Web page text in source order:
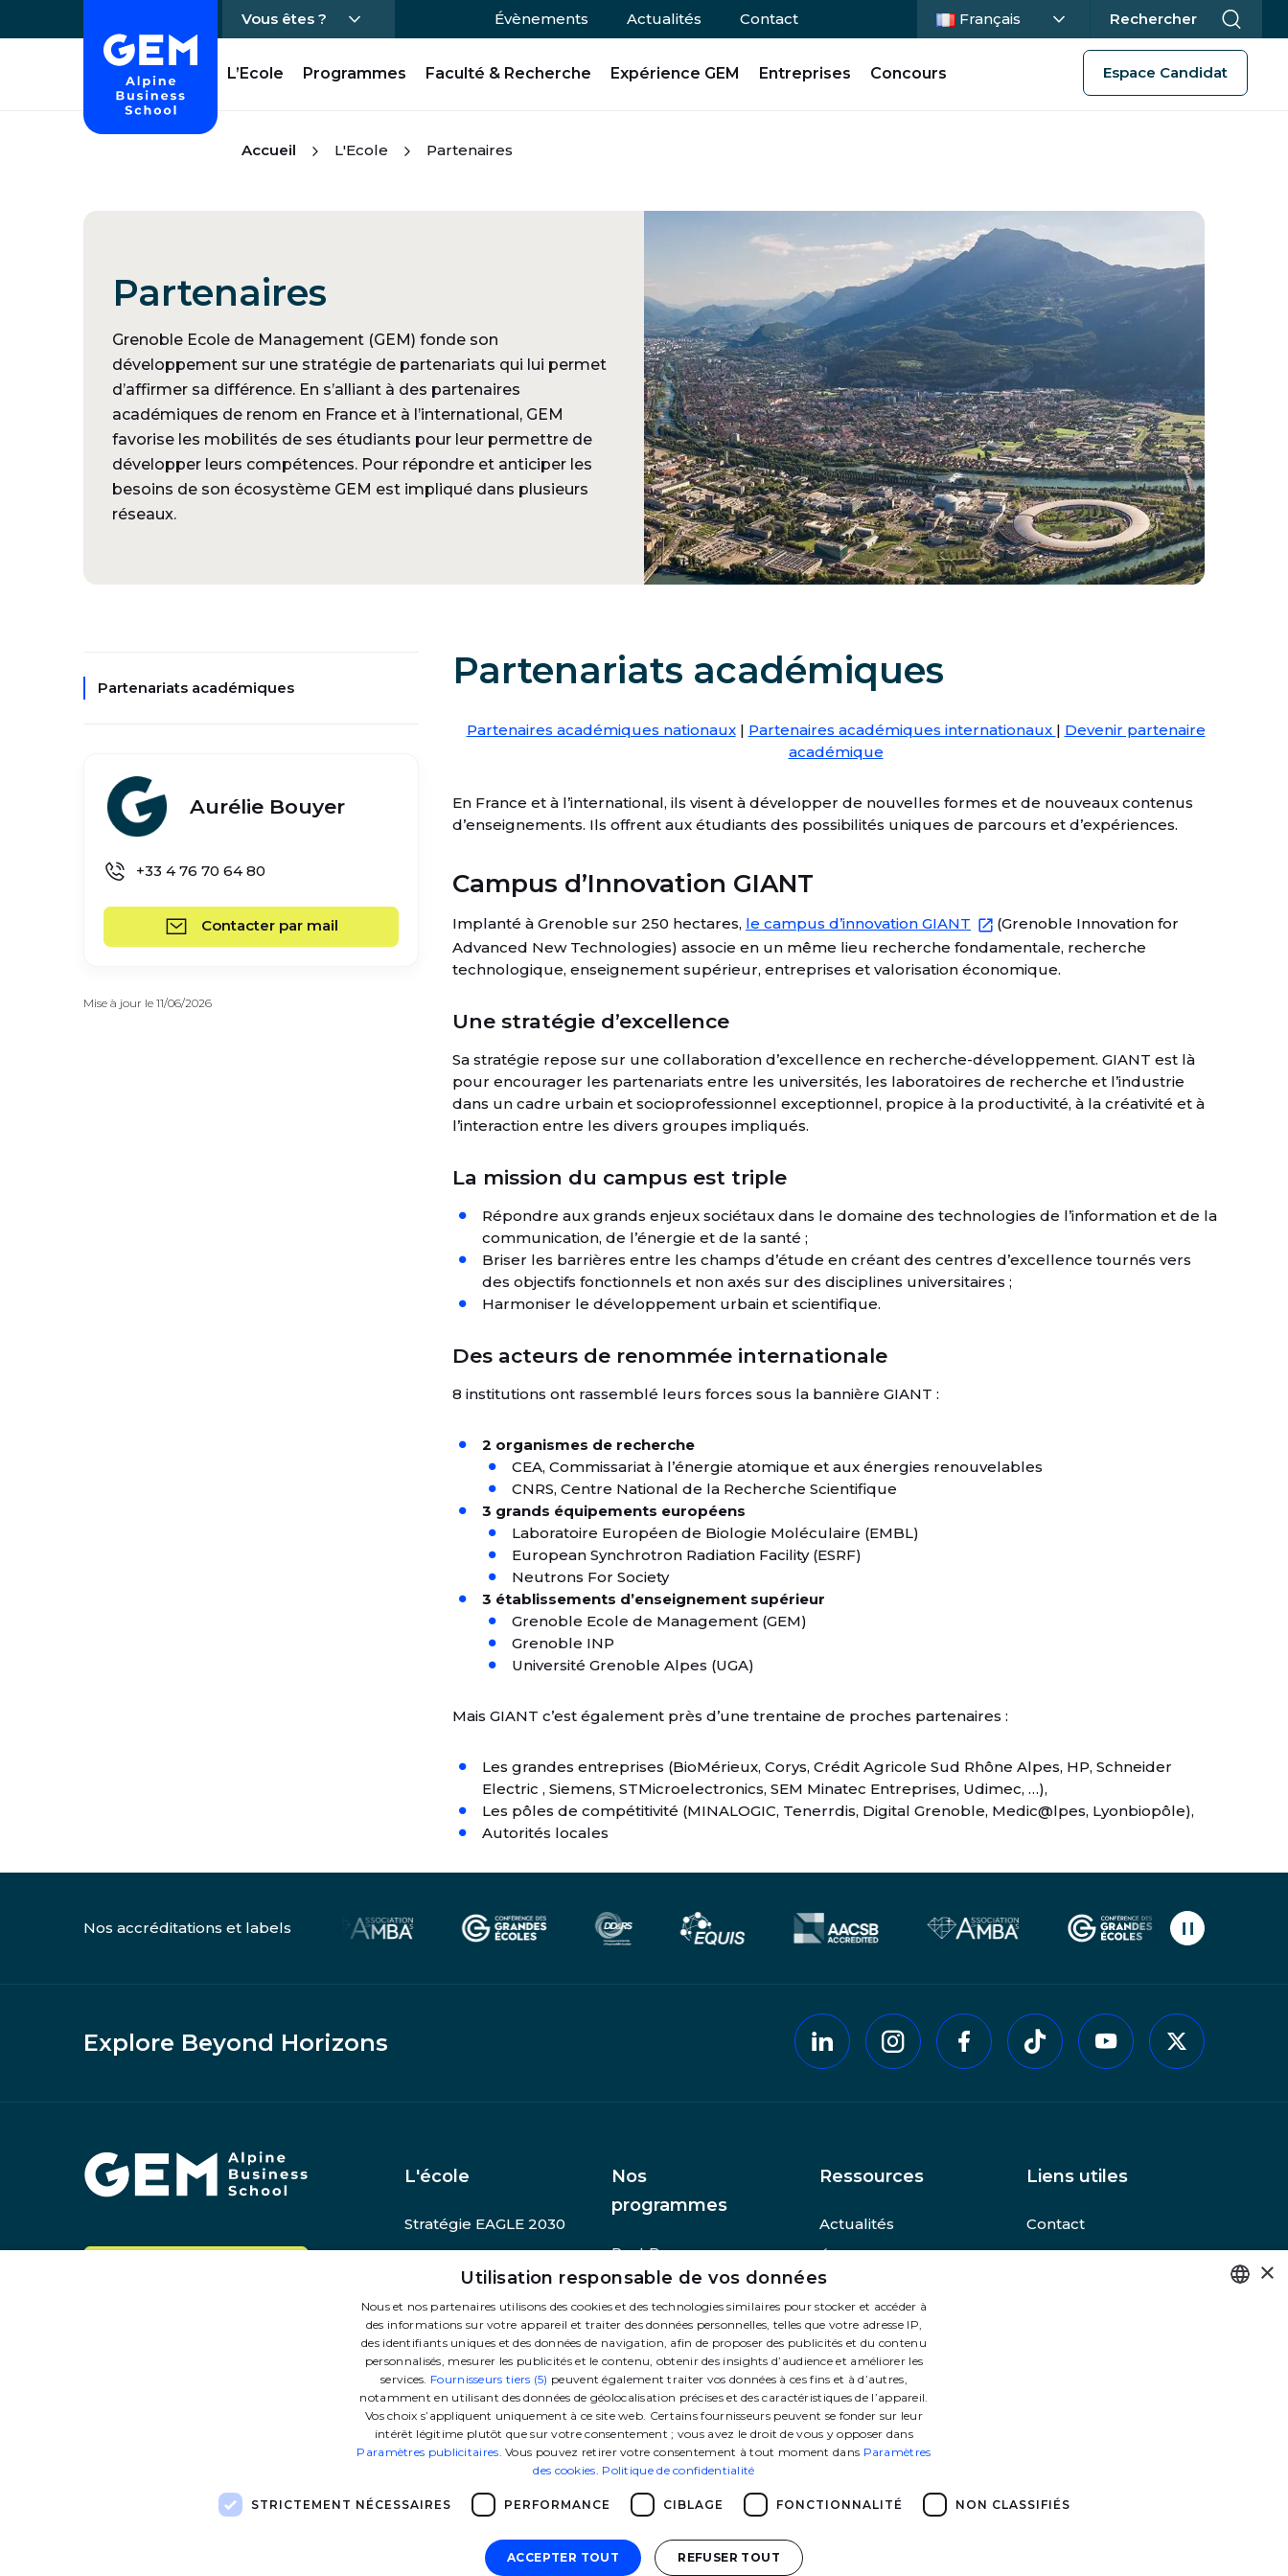
Passer directement au contenu
Accueil - GEM
Vous êtes ? Évènements Actualités Contact Langue actuelle :
Français Rechercher
L’Ecole Programmes Faculté & Recherche Expérience GEM Entreprises Concours Espace Candidat
Accueil L'Ecole Partenaires
Partenaires
Grenoble Ecole de Management (GEM) fonde son
développement sur une stratégie de partenariats qui lui permet
d’affirmer sa différence. En s’alliant à des partenaires
académiques de renom en France et à l’international, GEM
favorise les mobilités de ses étudiants pour leur permettre de
développer leurs compétences. Pour répondre et anticiper les
besoins de son écosystème GEM est impliqué dans plusieurs
réseaux.
Partenariats académiques
Aurélie Bouyer
+33 4 76 70 64 80
Contacter par mail
Mise à jour le 11/06/2026
Partenariats académiques
Partenaires académiques nationaux| Partenaires académiques internationaux | Devenir partenaire
académique
En France et à l’international, ils visent à développer de nouvelles formes et de nouveaux contenus
d’enseignements. Ils offrent aux étudiants des possibilités uniques de parcours et d’expériences.
Campus d’Innovation GIANT
Implanté à Grenoble sur 250 hectares, le campus d’innovation GIANT
(Grenoble Innovation for
Advanced New Technologies) associe en un même lieu recherche fondamentale, recherche
technologique, enseignement supérieur, entreprises et valorisation économique.
Une stratégie d’excellence
Sa stratégie repose sur une collaboration d’excellence en recherche-développement. GIANT est là
pour encourager les partenariats entre les universités, les laboratoires de recherche et l’industrie
dans un cadre urbain et socioprofessionnel exceptionnel, propice à la productivité, à la créativité et à
l’interaction entre les divers groupes impliqués.
La mission du campus est triple
Répondre aux grands enjeux sociétaux dans le domaine des technologies de l’information et de la
communication, de l’énergie et de la santé ;
Briser les barrières entre les champs d’étude en créant des centres d’excellence tournés vers
des objectifs fonctionnels et non axés sur des disciplines universitaires ;
Harmoniser le développement urbain et scientifique.
Des acteurs de renommée internationale
8 institutions ont rassemblé leurs forces sous la bannière GIANT :
2 organismes de recherche
CEA, Commissariat à l’énergie atomique et aux énergies renouvelables
CNRS, Centre National de la Recherche Scientifique
3 grands équipements européens
Laboratoire Européen de Biologie Moléculaire (EMBL)
European Synchrotron Radiation Facility (ESRF)
Neutrons For Society
3 établissements d’enseignement supérieur
Grenoble Ecole de Management (GEM)
Grenoble INP
Université Grenoble Alpes (UGA)
Mais GIANT c’est également près d’une trentaine de proches partenaires :
Les grandes entreprises (BioMérieux, Corys, Crédit Agricole Sud Rhône Alpes, HP, Schneider
Electric , Siemens, STMicroelectronics, SEM Minatec Entreprises, Udimec, …),
Les pôles de compétitivité (MINALOGIC, Tenerrdis, Digital Grenoble, Medic@lpes, Lyonbiopôle),
Autorités locales
Nos accréditations et labels
Mettre en
Explore Beyond Horizons Linkedin Instagram Facebook Tiktok Youtube Twitter
L'école
Stratégie EAGLE 2030
Chiffres clés
La fondation GEM
Rejoindre nos équipes
Nos
programmes
Post Bac
PGE
MSc
MS
MBA
Sportifs de haut niveau
Programmes
Doctoraux
Executive Education
Ressources
Actualités
Évènements
Admissibles
Presse
Autre site
Liens utiles
Contact
Mentions légales
×
Utilisation responsable de vos données
Nous et nos partenaires utilisons des cookies et des technologies similaires pour stocker et accéder à
des informations sur votre appareil et traiter des données personnelles, telles que votre adresse IP,
des identifiants uniques et des données de navigation, afin de proposer des publicités et du contenu
personnalisés, mesurer les publicités et le contenu, obtenir des insights d’audience et améliorer les
services. Fournisseurs tiers (5) peuvent également traiter vos données à ces fins et à d’autres,
notamment en utilisant des données de géolocalisation précises et des caractéristiques de l’appareil.
Vos choix s’appliquent uniquement à ce site web. Certains fournisseurs peuvent se fonder sur leur
intérêt légitime plutôt que sur votre consentement ; vous avez le droit de vous y opposer dans
Paramètres publicitaires. Vous pouvez retirer votre consentement à tout moment dans Paramètres
des cookies. Politique de confidentialité
STRICTEMENT NÉCESSAIRES PERFORMANCE CIBLAGE FONCTIONNALITÉ NON CLASSIFIÉS
ACCEPTER TOUT REFUSER TOUT